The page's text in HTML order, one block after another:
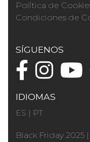
Política de
Condiciones de
SÍGUENOS
IDIOMAS
ES | PT
Black Friday 2025 |